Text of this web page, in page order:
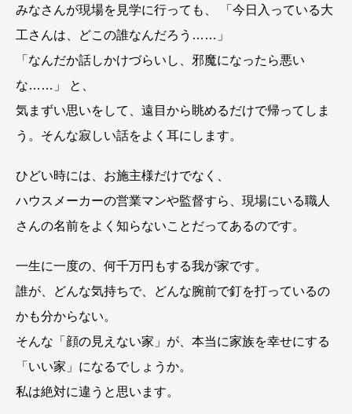
みなさんが現場を見学に行っても、 「今日入っている大
工さんは、どこの誰なんだろう……」
「なんだか話しかけづらいし、邪魔になったら悪い
な……」 と、
気まずい思いをして、遠目から眺めるだけで帰ってしま
う。そんな寂しい話をよく耳にします。
ひどい時には、お施主様だけでなく、
ハウスメーカーの営業マンや監督すら、現場にいる職人
さんの名前をよく知らないことだってあるのです。
一生に一度の、何千万円もする我が家です。
誰が、どんな気持ちで、どんな腕前で釘を打っているの
かも分からない。
そんな「顔の見えない家」が、本当に家族を幸せにする
「いい家」になるでしょうか。
私は絶対に違うと思います。